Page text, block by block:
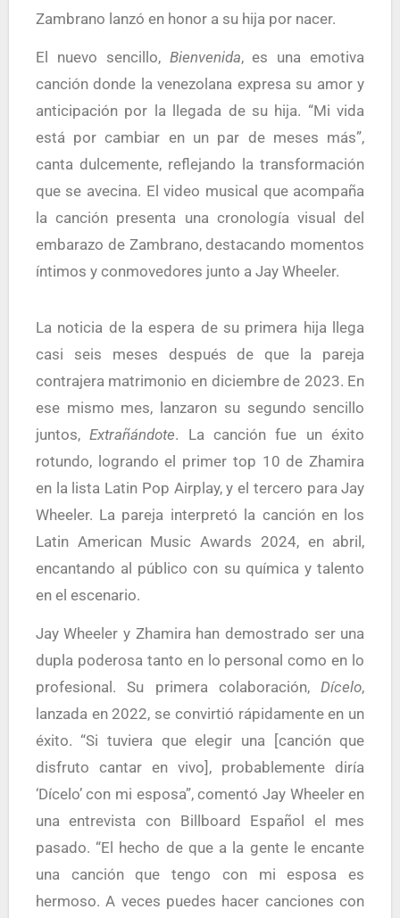
Zambrano lanzó en honor a su hija por nacer.
El nuevo sencillo, Bienvenida, es una emotiva
canción donde la venezolana expresa su amor y
anticipación por la llegada de su hija. “Mi vida
está por cambiar en un par de meses más”,
canta dulcemente, reflejando la transformación
que se avecina. El video musical que acompaña
la canción presenta una cronología visual del
embarazo de Zambrano, destacando momentos
íntimos y conmovedores junto a Jay Wheeler.
La noticia de la espera de su primera hija llega
casi seis meses después de que la pareja
contrajera matrimonio en diciembre de 2023. En
ese mismo mes, lanzaron su segundo sencillo
juntos,Extrañándote. La canción fue un éxito
rotundo, logrando el primer top 10 de Zhamira
en la lista Latin Pop Airplay, y el tercero para Jay
Wheeler. La pareja interpretó la canción en los
Latin American Music Awards 2024, en abril,
encantando al público con su química y talento
en el escenario.
Jay Wheeler y Zhamira han demostrado ser una
dupla poderosa tanto en lo personal como en lo
profesional. Su primera colaboración,Dícelo,
lanzada en 2022, se convirtió rápidamente en un
éxito. “Si tuviera que elegir una [canción que
disfruto cantar en vivo], probablemente diría
‘Dícelo’ con mi esposa”, comentó Jay Wheeler en
una entrevista con Billboard Español el mes
pasado. “El hecho de que a la gente le encante
una canción que tengo con mi esposa es
hermoso. A veces puedes hacer canciones con